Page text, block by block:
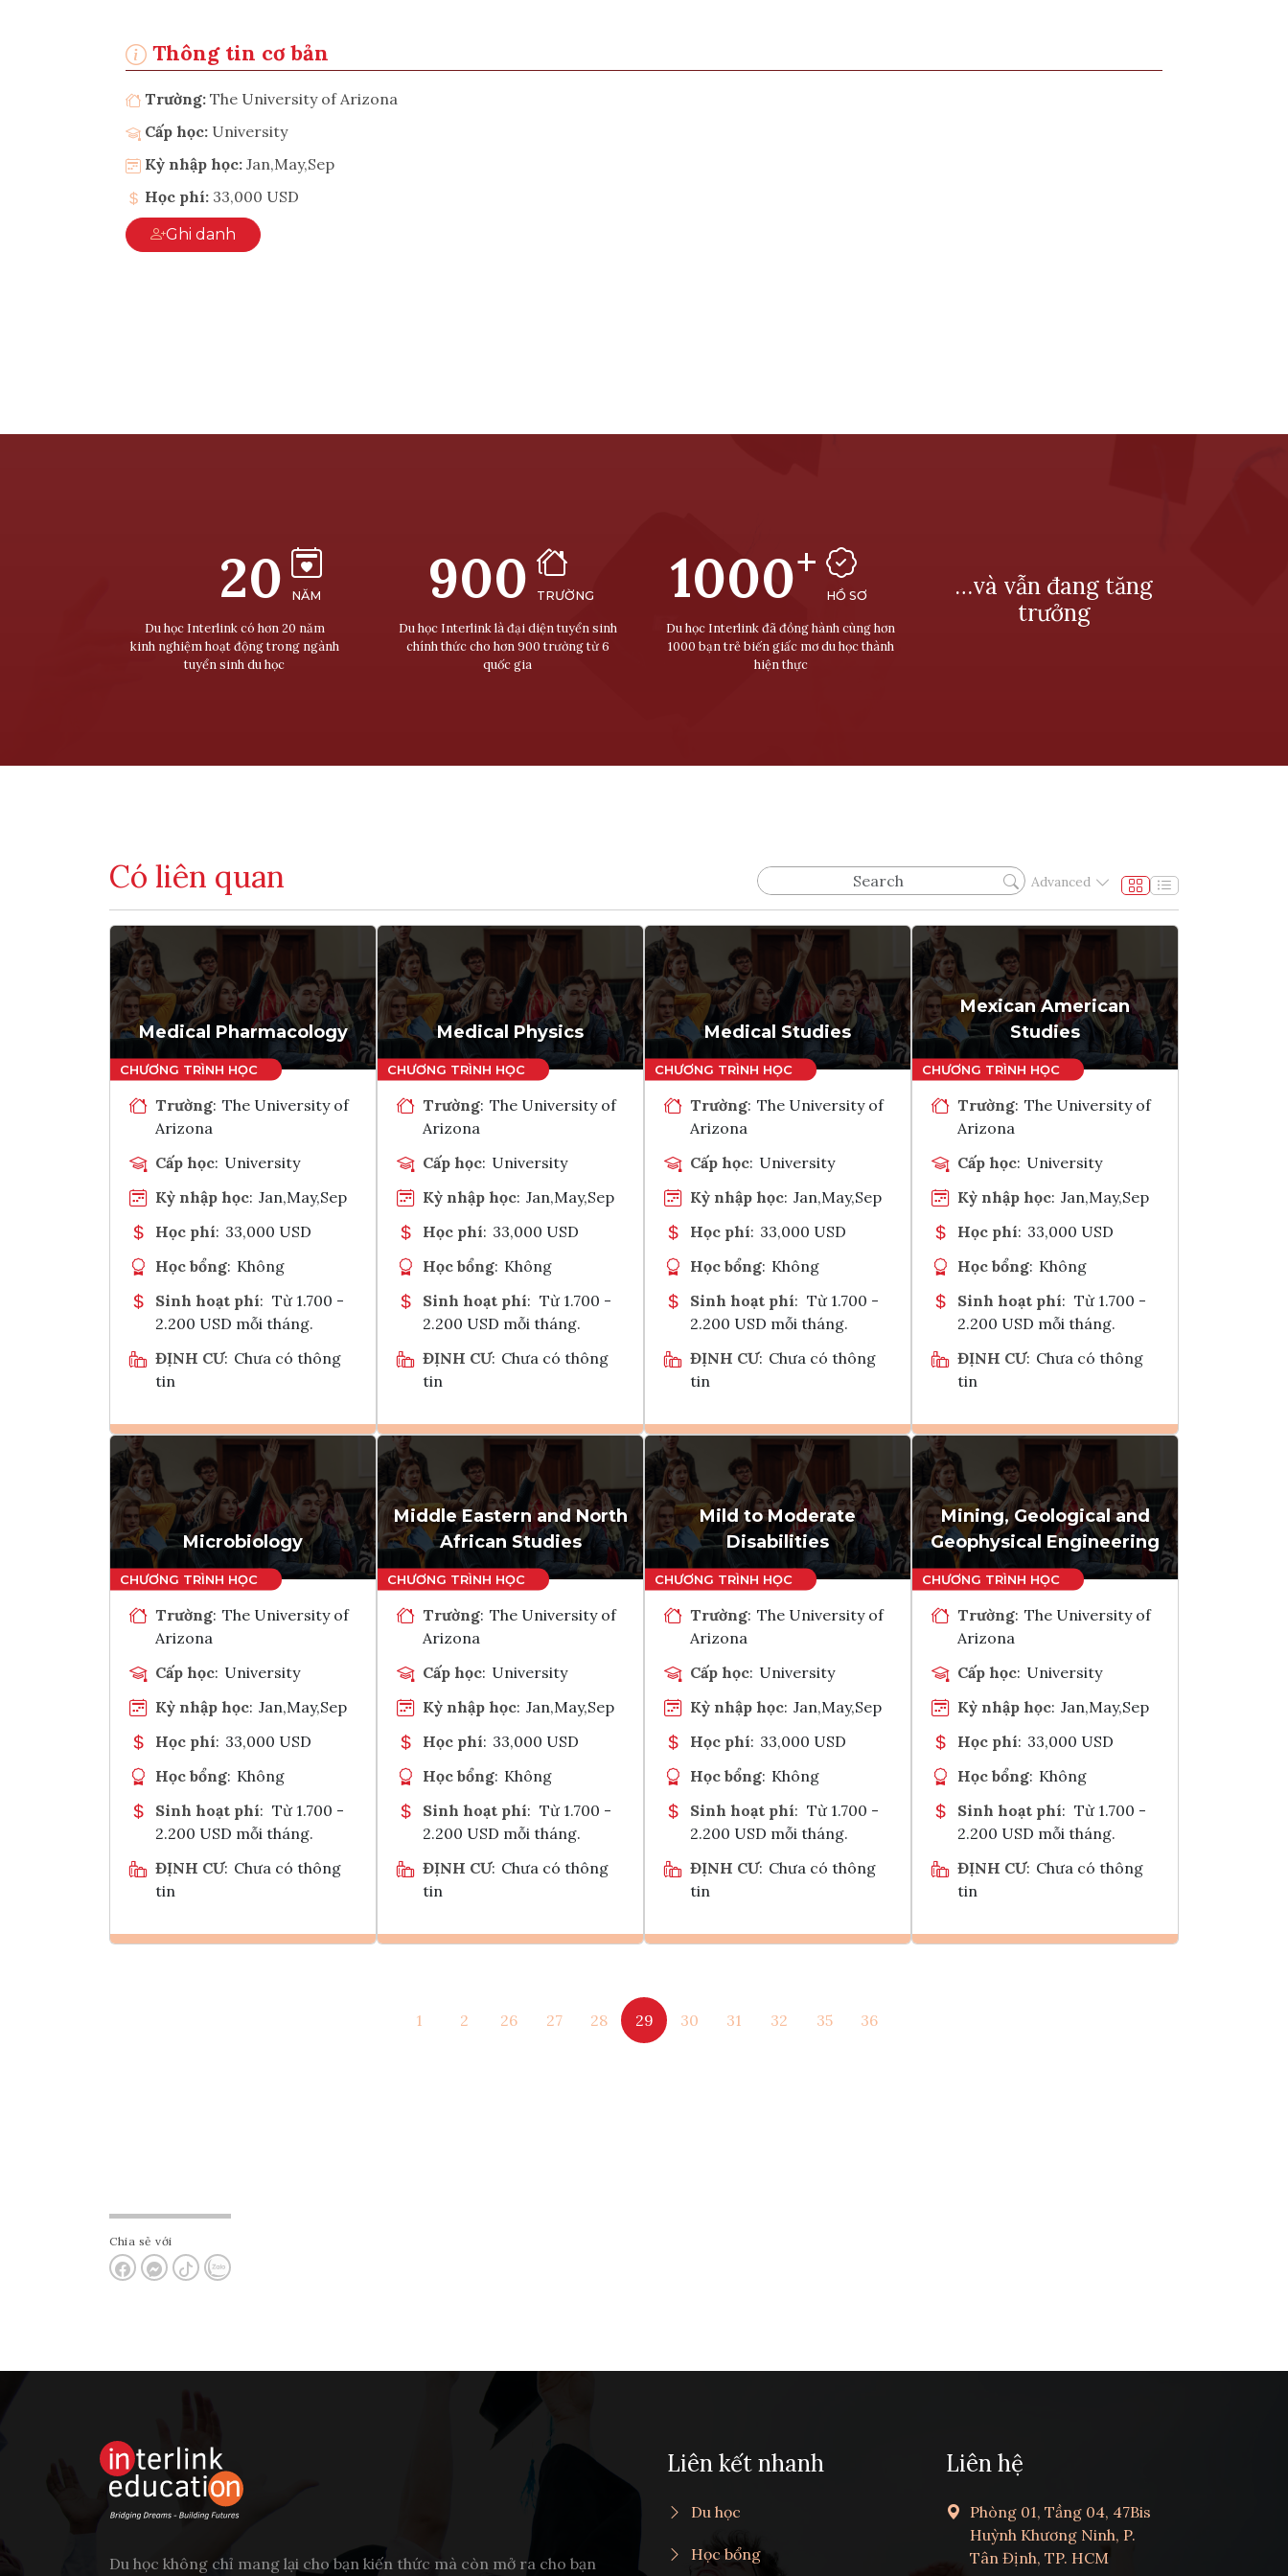
Thông tin cơ bản
Trường: The University of Arizona
Cấp học: University
Kỳ nhập học: Jan,May,Sep
Học phí: 33,000 USD
Ghi danh
20 NĂM
Du học Interlink có hơn 20 năm
kinh nghiệm hoạt động trong ngành
tuyển sinh du học
900 TRƯỜNG
Du học Interlink là đại diện tuyển sinh
chính thức cho hơn 900 trường từ 6
quốc gia
1000+
HỒ SƠ
Du học Interlink đã đồng hành cùng hơn
1000 bạn trẻ biến giấc mơ du học thành
hiện thực
…và vẫn đang tăng
trưởng
Có liên quan Advanced
Medical Pharmacology
Trường: The University of
Arizona
Cấp học: University
Kỳ nhập học: Jan,May,Sep
Học phí: 33,000 USD
Học bổng: Không
Sinh hoạt phí: Từ 1.700 -
2.200 USD mỗi tháng.
ĐỊNH CƯ: Chưa có thông
tin
Ghi danh
Tham vấn Interlink
Medical Physics
Trường: The University of
Arizona
Cấp học: University
Kỳ nhập học: Jan,May,Sep
Học phí: 33,000 USD
Học bổng: Không
Sinh hoạt phí: Từ 1.700 -
2.200 USD mỗi tháng.
ĐỊNH CƯ: Chưa có thông
tin
Ghi danh
Tham vấn Interlink
Medical Studies
Trường: The University of
Arizona
Cấp học: University
Kỳ nhập học: Jan,May,Sep
Học phí: 33,000 USD
Học bổng: Không
Sinh hoạt phí: Từ 1.700 -
2.200 USD mỗi tháng.
ĐỊNH CƯ: Chưa có thông
tin
Ghi danh
Tham vấn Interlink
Mexican American
Studies
Trường: The University of
Arizona
Cấp học: University
Kỳ nhập học: Jan,May,Sep
Học phí: 33,000 USD
Học bổng: Không
Sinh hoạt phí: Từ 1.700 -
2.200 USD mỗi tháng.
ĐỊNH CƯ: Chưa có thông
tin
Ghi danh
Tham vấn Interlink
Microbiology
Trường: The University of
Arizona
Cấp học: University
Kỳ nhập học: Jan,May,Sep
Học phí: 33,000 USD
Học bổng: Không
Sinh hoạt phí: Từ 1.700 -
2.200 USD mỗi tháng.
ĐỊNH CƯ: Chưa có thông
tin
Middle Eastern and North
African Studies
Trường: The University of
Arizona
Cấp học: University
Kỳ nhập học: Jan,May,Sep
Học phí: 33,000 USD
Học bổng: Không
Sinh hoạt phí: Từ 1.700 -
2.200 USD mỗi tháng.
ĐỊNH CƯ: Chưa có thông
tin
Tham vấn Interlink
Mild to Moderate
Disabilities
Trường: The University of
Arizona
Cấp học: University
Kỳ nhập học: Jan,May,Sep
Học phí: 33,000 USD
Học bổng: Không
Sinh hoạt phí: Từ 1.700 -
2.200 USD mỗi tháng.
ĐỊNH CƯ: Chưa có thông
tin
Tham vấn Interlink
Mining, Geological and
Geophysical Engineering
Trường: The University of
Arizona
Cấp học: University
Kỳ nhập học: Jan,May,Sep
Học phí: 33,000 USD
Học bổng: Không
Sinh hoạt phí: Từ 1.700 -
2.200 USD mỗi tháng.
ĐỊNH CƯ: Chưa có thông
tin
1 2 26 27 28 29 30 31 32 35 36
Chia sẻ với
Du học không chỉ mang lại cho bạn kiến thức mà còn mở ra cho bạn
Liên kết nhanh
Du học
Học bổng
Liên hệ
Phòng 01, Tầng 04, 47Bis
Huỳnh Khương Ninh, P.
Tân Định, TP. HCM